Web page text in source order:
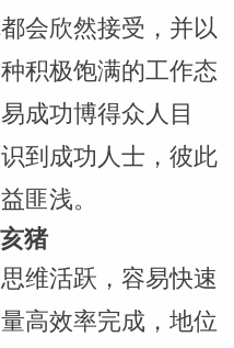
会欣然接受，并以
积极饱满的工作态
成功博得众人目
到成功人士，彼此
匪浅。
猪
维活跃，容易快速
高效率完成，地位